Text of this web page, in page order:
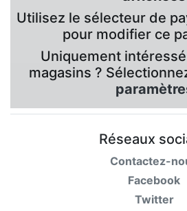
Utilisez le sélecteur de
pour modifier ce
Uniquement
magasins ?
Réseaux
Contactez-
Facebook
Twitter